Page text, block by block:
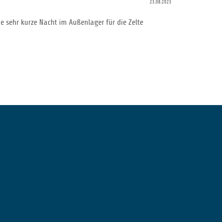
23.08.2023
sehr kurze Nacht im Außenlager für die Zelte